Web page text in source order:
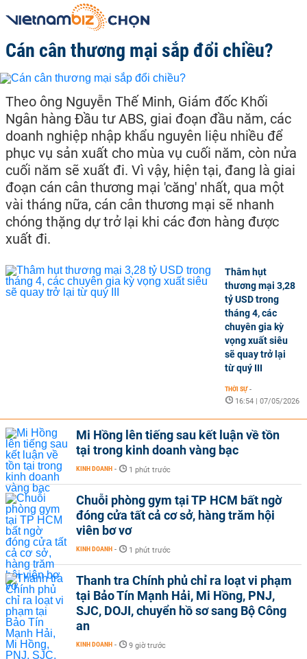
Cán cân thương mại sắp đổi chiều?
Theo ông Nguyễn Thế Minh, Giám đốc Khối
Ngân hàng Đầu tư ABS, giai đoạn đầu năm, các
doanh nghiệp nhập khẩu nguyên liệu nhiều để
phục vụ sản xuất cho mùa vụ cuối năm, còn nửa
cuối năm sẽ xuất đi. Vì vậy, hiện tại, đang là giai
đoạn cán cân thương mại 'căng' nhất, qua một
vài tháng nữa, cán cân thương mại sẽ nhanh
chóng thặng dự trở lại khi các đơn hàng được
xuất đi.
Thâm hụt
thương mại 3,28
tỷ USD trong
tháng 4, các
chuyên gia kỳ
vọng xuất siêu
sẽ quay trở lại
từ quý III
THỜI SỰ -
16:54 | 07/05/2026
Mi Hồng lên tiếng sau kết luận về tồn
tại trong kinh doanh vàng bạc
KINH DOANH - 1 phút trước
Chuỗi phòng gym tại TP HCM bất ngờ
đóng cửa tất cả cơ sở, hàng trăm hội
viên bơ vơ
KINH DOANH - 1 phút trước
Thanh tra Chính phủ chỉ ra loạt vi phạm
tại Bảo Tín Mạnh Hải, Mi Hồng, PNJ,
SJC, DOJI, chuyển hồ sơ sang Bộ Công
an
KINH DOANH - 9 giờ trước